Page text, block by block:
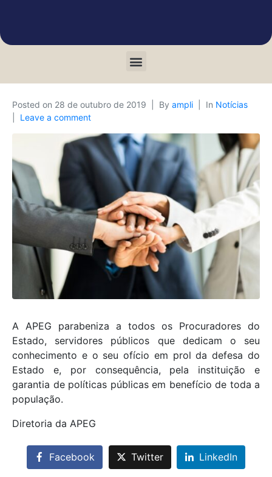
Posted on 28 de outubro de 2019 By ampli In Notícias
Leave a comment
A APEG parabeniza a todos os Procuradores do
Estado, servidores públicos que dedicam o seu
conhecimento e o seu ofício em prol da defesa do
Estado e, por consequência, pela instituição e
garantia de políticas públicas em benefício de toda a
população.
Diretoria da APEG
Facebook Twitter LinkedIn